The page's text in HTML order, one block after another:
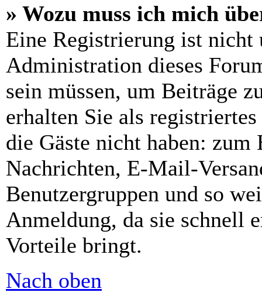
» Wozu muss ich mich
Eine Registrierung ist
Administration dieses
sein müssen, um Beiträge
erhalten Sie als
die Gäste nicht haben:
Nachrichten, E-Mail-
Benutzergruppen und so
Anmeldung, da sie schnell
Vorteile bringt.
Nach oben